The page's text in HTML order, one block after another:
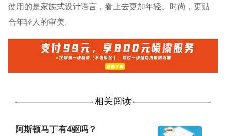
使用的是家族式设计语言，看上去更加年轻、时尚，更贴
合年轻人的审美。
相关阅读
阿斯顿马丁有4驱吗？